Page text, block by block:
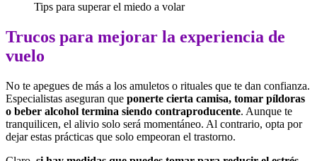
Tips para superar el miedo a volar
Trucos para mejorar la experiencia de
vuelo
No te apegues de más a los amuletos o rituales que te dan confianza.
Especialistas aseguran que ponerte cierta camisa, tomar píldoras
o beber alcohol termina siendo contraproducente. Aunque te
tranquilicen, el alivio solo será momentáneo. Al contrario, opta por
dejar estas prácticas que solo empeoran el trastorno.